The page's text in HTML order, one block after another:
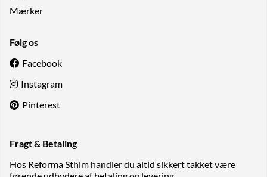
Mærker
Følg os
Facebook
Instagram
Pinterest
Fragt & Betaling
Hos Reforma Sthlm handler du altid sikkert takket være